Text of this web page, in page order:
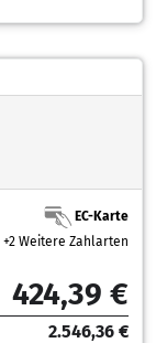
EC-Karte
+2 Weitere Zahlarten
424,39 €
2.546,36 €